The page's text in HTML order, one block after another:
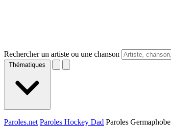
Rechercher un artiste ou une chanson
Thématiques
Paroles.net Paroles Hockey Dad Paroles Germaphobe